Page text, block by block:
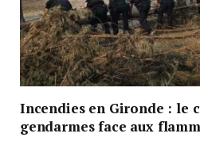
Incendies en Gironde : le
gendarmes face aux